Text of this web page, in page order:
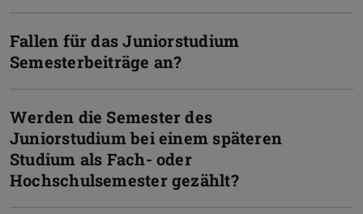
Fallen für das Juniorstudium
Semesterbeiträge an?
Werden die Semester des
Juniorstudium bei einem späteren
Studium als Fach- oder
Hochschulsemester gezählt?